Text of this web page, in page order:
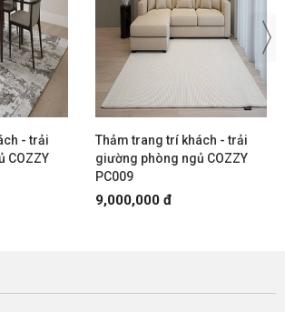
- trải
COZZY
Thảm trang trí khách - trải
giường phòng ngủ COZZY
PC009
9,000,000 đ